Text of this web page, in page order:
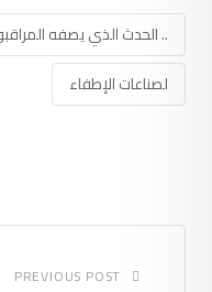
.. الحدث الذي يصفه
لصناعات الإطفاء
PREVIOUS POST